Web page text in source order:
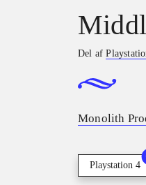
Del af
Monolith
Playstation 4